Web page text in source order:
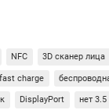
NFC 3D сканер лица
fast charge
DisplayPort нет